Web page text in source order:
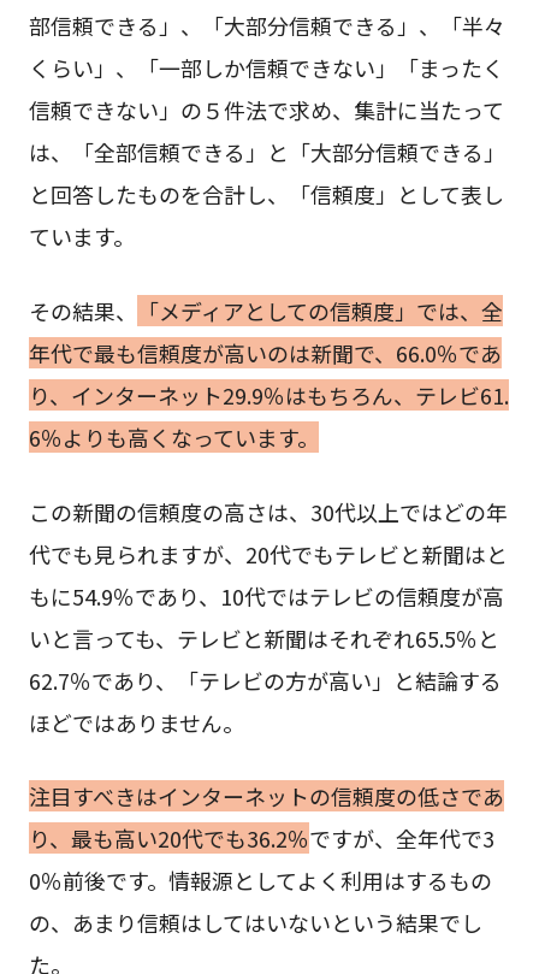
部信頼できる」、「大部分信頼できる」、「半々
くらい」、「一部しか信頼できない」「まったく
信頼できない」の５件法で求め、集計に当たって
は、「全部信頼できる」と「大部分信頼できる」
と回答したものを合計し、「信頼度」として表し
ています。
その結果、
「メディアとしての信頼度」では、全
年代で最も信頼度が高いのは新聞で、66.0％であ
り、インターネット29.9％はもちろん、テレビ61.
6％よりも高くなっています。
この新聞の信頼度の高さは、30代以上ではどの年
代でも見られますが、20代でもテレビと新聞はと
もに54.9％であり、10代ではテレビの信頼度が高
いと言っても、テレビと新聞はそれぞれ65.5％と
62.7％であり、「テレビの方が高い」と結論する
ほどではありません。
注目すべきはインターネットの信頼度の低さであ
り、最も高い20代でも36.2％ですが、全年代で3
0％前後です。情報源としてよく利用はするもの
の、あまり信頼はしてはいないという結果でし
た。